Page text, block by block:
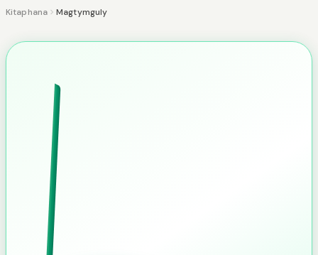
Kitaphana Magtymguly